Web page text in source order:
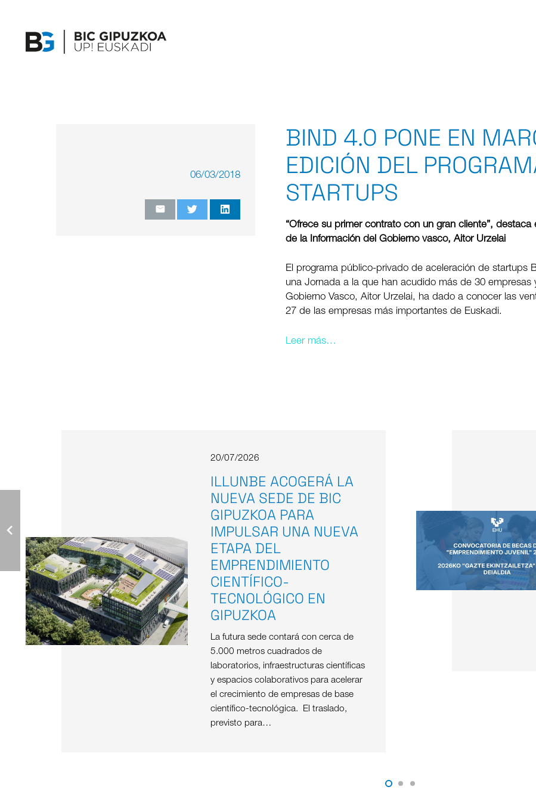
06/03/2018
BIND 4.0 PONE EN
EDICIÓN DEL
STARTUPS
“Ofrece su primer contrato con un gran cliente”,
de la Información del Gobierno vasco, Aitor Urzelai
El programa público-privado de aceleración de startups
una Jornada a la que han acudido más de 30
Gobierno Vasco, Aitor Urzelai, ha dado a conocer las
27 de las empresas más importantes de Euskadi.
Leer más…
20/07/2026
ILLUNBE ACOGERÁ LA
NUEVA SEDE DE BIC
GIPUZKOA PARA
IMPULSAR UNA NUEVA
ETAPA DEL
EMPRENDIMIENTO
CIENTÍFICO-
TECNOLÓGICO EN
GIPUZKOA
La futura sede contará con cerca de
5.000 metros cuadrados de
laboratorios, infraestructuras científicas
y espacios colaborativos para acelerar
el crecimiento de empresas de base
científico-tecnológica. El traslado,
previsto para…